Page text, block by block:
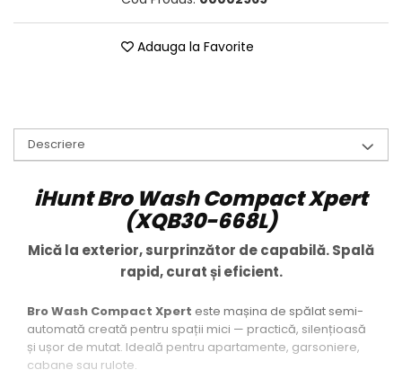
Roboți Aspirator
Roboți Gradină
Uscătoare
Uscătoare Haine
Lăzi Frigorifice
Coșuri de gunoi
INGRIJIRE PERSONALA
Uscătoare de Păr
Plăci de Îndreptat Părul
SPA
CASA, GRADINA SI BRICOLAJ
Adauga la Favorite
Descriere
iHunt Bro Wash Compact Xpert
(XQB30-668L)
Mică la exterior, surprinzător de capabilă. Spală
rapid, curat și eficient.
Bro Wash Compact Xpert este mașina de spălat semi-
automată creată pentru spații mici — practică, silențioasă
și ușor de mutat. Ideală pentru apartamente, garsoniere,
cabane sau rulote.